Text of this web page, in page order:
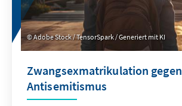
Adobe Stock / TensorSpark / Generiert mit KI
Zwangsexmatrikulation gegen
Antisemitismus